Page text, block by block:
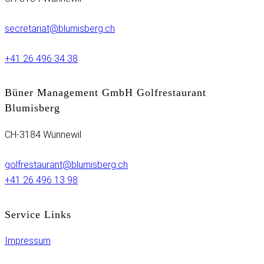
secretariat@blumisberg.ch
+41 26 496 34 38
Büner Management GmbH Golfrestaurant
Blumisberg
CH-3184 Wünnewil
golfrestaurant@blumisberg.ch
+41 26 496 13 98
Service Links
Impressum